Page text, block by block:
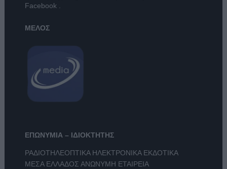
Facebook
ΜΕΛΟΣ
ΕΠΩΝΥΜΙΑ – ΙΔΙΟΚΤΗΤΗΣ
ΡΑΔΙΟΤΗΛΕΟΠΤΙΚΑ ΗΛΕΚΤΡΟΝΙΚΑ ΕΚΔΟΤΙΚΑ
ΜΕΣΑ ΕΛΛΑΔΟΣ ΑΝΩΝΥΜΗ ΕΤΑΙΡΕΙΑ